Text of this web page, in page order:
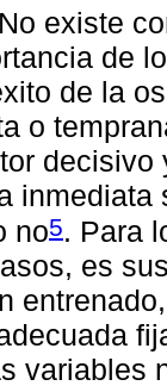
existe
de
de la
o
no5. Para
es
variables